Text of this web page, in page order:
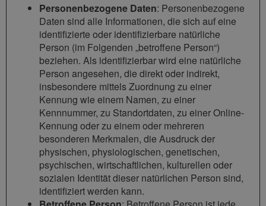
Personenbezogene Daten: Personenbezogene
Daten sind alle Informationen, die sich auf eine
identifizierte oder identifizierbare natürliche
Person (im Folgenden „betroffene Person“)
beziehen. Als identifizierbar wird eine natürliche
Person angesehen, die direkt oder indirekt,
insbesondere mittels Zuordnung zu einer
Kennung wie einem Namen, zu einer
Kennnummer, zu Standortdaten, zu einer Online-
Kennung oder zu einem oder mehreren
besonderen Merkmalen, die Ausdruck der
physischen, physiologischen, genetischen,
psychischen, wirtschaftlichen, kulturellen oder
sozialen Identität dieser natürlichen Person sind,
identifiziert werden kann.